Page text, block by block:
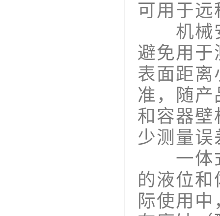
可用于
机械安
避免用于
表面距离
准，随
和容器壁
少测量误
一体式
的液位
际使用